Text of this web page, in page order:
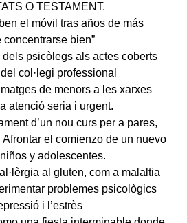
O TESTAMENT.
el móvil tras años de más
concentrarse bien”
dels psicòlegs als actes coberts
col·legi professional
de menors a les xarxes
atenció seria i urgent.
d’un nou curs per a pares,
el comienzo de un nuevo
y adolescentes.
al gluten, com a malaltia
problemes psicològics
i l’estrès